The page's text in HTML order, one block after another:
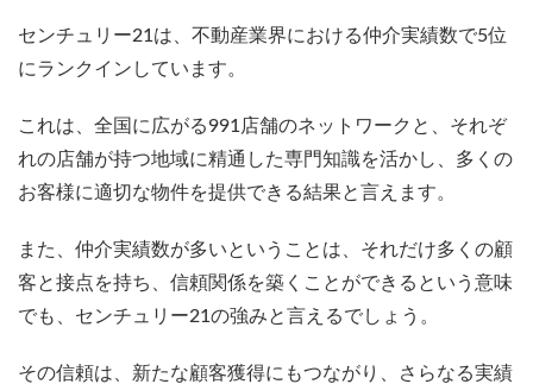
センチュリー21は、不動産業界における仲介実績数で5位
にランクインしています。
これは、全国に広がる991店舗のネットワークと、それぞ
れの店舗が持つ地域に精通した専門知識を活かし、多くの
お客様に適切な物件を提供できる結果と言えます。
また、仲介実績数が多いということは、それだけ多くの顧
客と接点を持ち、信頼関係を築くことができるという意味
でも、センチュリー21の強みと言えるでしょう。
その信頼は、新たな顧客獲得にもつながり、さらなる実績